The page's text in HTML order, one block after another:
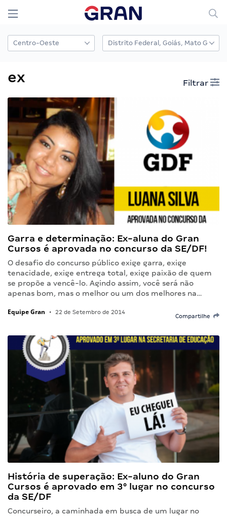
ex Filtrar
Garra e determinação: Ex-aluna do Gran
Cursos é aprovada no concurso da SE/DF!
O desafio do concurso público exige garra, exige
tenacidade, exige entrega total, exige paixão de quem
se propõe a vencê-lo. Agindo assim, você será não
apenas bom, mas o melhor ou um dos melhores na…
Equipe Gran • 22 de Setembro de 2014
Compartilhe
História de superação: Ex-aluno do Gran
Cursos é aprovado em 3° lugar no concurso
da SE/DF
Concurseiro, a caminhada em busca de um lugar no